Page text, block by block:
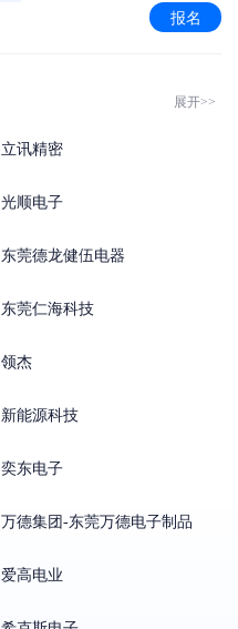
报名
展开>>
立讯精密
光顺电子
东莞德龙健伍电器
东莞仁海科技
领杰
新能源科技
奕东电子
万德集团-东莞万德电子制品
爱高电业